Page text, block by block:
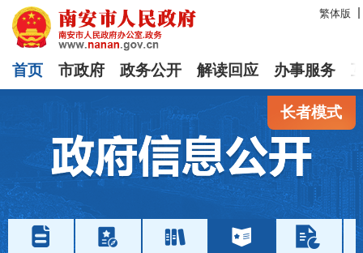
繁体版
首页 市政府 政务公开 解读回应 办事服务
长者模式